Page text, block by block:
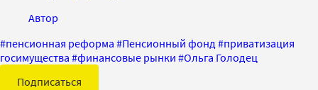
Автор
#пенсионная реформа #Пенсионный фонд #приватизация
госимущества #финансовые рынки #Ольга Голодец
Подписаться